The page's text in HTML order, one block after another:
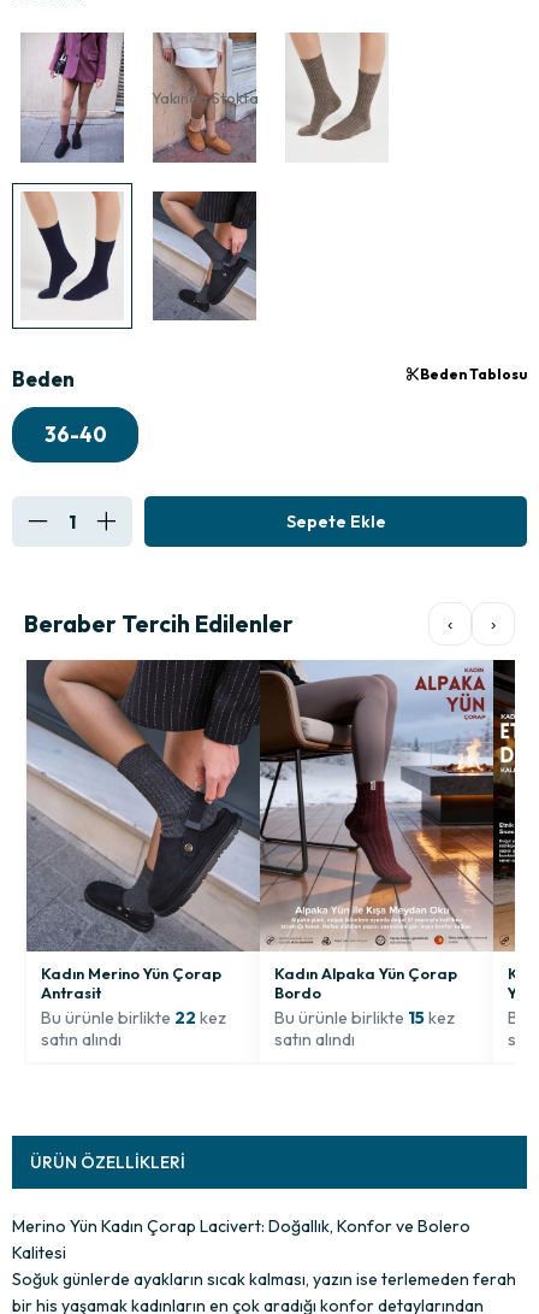
Yakında Stokta
Beden
36-40
Beden Tablosu
Beraber Tercih Edilenler ‹ ›
Kadın Merino Yün Çorap
Antrasit
Bu ürünle birlikte 22 kez
satın alındı
Kadın Alpaka Yün Çorap
Bordo
Bu ürünle birlikte 15kez
satın alındı
Bu
ÜRÜN ÖZELLIKLERI
Merino Yün Kadın Çorap Lacivert: Doğallık, Konfor ve Bolero
Kalitesi
Soğuk günlerde ayakların sıcak kalması, yazın ise terlemeden ferah
bir his yaşamak kadınların en çok aradığı konfor detaylarından